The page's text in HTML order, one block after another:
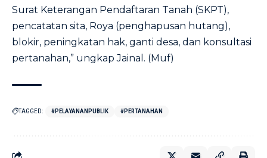
Surat Keterangan Pendaftaran Tanah (SKPT),
pencatatan sita, Roya (penghapusan hutang),
blokir, peningkatan hak, ganti desa, dan konsultasi
pertanahan,” ungkap Jainal. (Muf)
TAGGED: #PELAYANANPUBLIK #PERTANAHAN